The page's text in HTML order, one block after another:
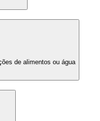
de alimentos ou água